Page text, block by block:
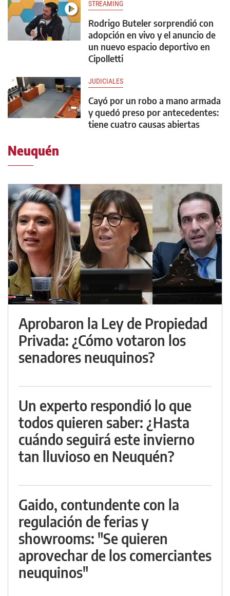
STREAMING
Rodrigo Buteler sorprendió con
adopción en vivo y el anuncio de
un nuevo espacio deportivo en
Cipolletti
JUDICIALES
Cayó por un robo a mano armada
y quedó preso por antecedentes:
tiene cuatro causas abiertas
Neuquén
Aprobaron la Ley de Propiedad
Privada: ¿Cómo votaron los
senadores neuquinos?
Un experto respondió lo que
todos quieren saber: ¿Hasta
cuándo seguirá este invierno
tan lluvioso en Neuquén?
Gaido, contundente con la
regulación de ferias y
showrooms: "Se quieren
aprovechar de los comerciantes
neuquinos"